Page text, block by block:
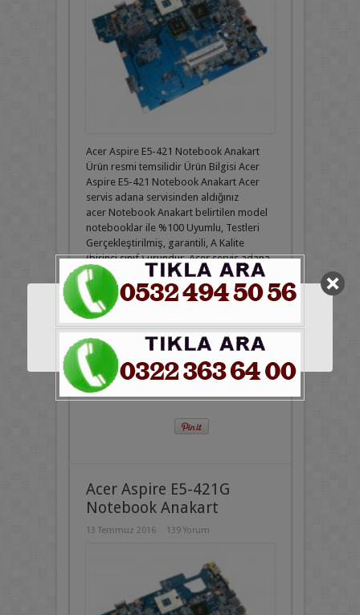
Acer Aspire E5-421 Notebook Anakart
Ürün resmi temsilidir Ürün Bilgisi Acer
Aspire E5-421 Notebook Anakart Acer
servis adana servisinden aldığınız
acer Notebook Anakart belirtilen model
notebooklar ile %100 Uyumlu, Testleri
Gerçekleştirilmiş, garantili, A Kalite
(birinci sınıf ) üründür. Acer servis adana
Acer marka ve model Laptop, Notebook,
Dizüstü bilgisayar Yedek parça ve
aksesuar ihtiyaçlarınız için lütfen bize
mesaj atınız Notebook Anakart, Adaptör
Şarj ...Devamını Oku »
Acer Aspire E5-421G
Notebook Anakart
13 Temmuz 2016 139 Yorum